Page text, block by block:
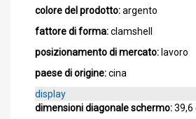
colore del prodotto:argento
fattore di forma:clamshell
posizionamento di mercato:lavoro
paese di origine:cina
display
dimensioni diagonale schermo:39,6